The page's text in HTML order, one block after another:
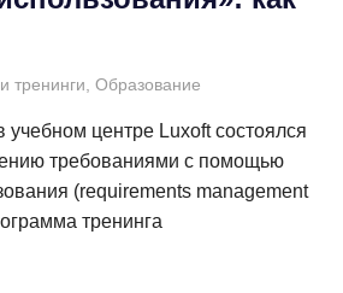
тренинги, Образование
учебном центре Luxoft состоялся
требованиями с помощью
(requirements management
тренинга